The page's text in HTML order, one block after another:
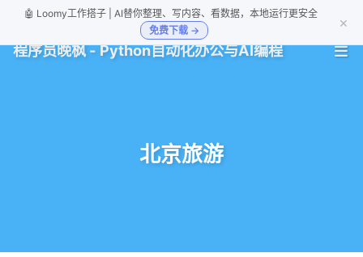
🤖 Loomy工作搭子 | AI替你整理、写内容、看数据，本地运行更安全
免费下载 →
×
程序员晚枫 - Python自动化办公与AI编程
北京旅游